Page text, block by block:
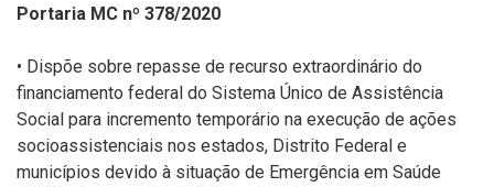
Portaria MC nº 378/2020
• Dispõe sobre repasse de recurso extraordinário do
financiamento federal do Sistema Único de Assistência
Social para incremento temporário na execução de ações
socioassistenciais nos estados, Distrito Federal e
municípios devido à situação de Emergência em Saúde